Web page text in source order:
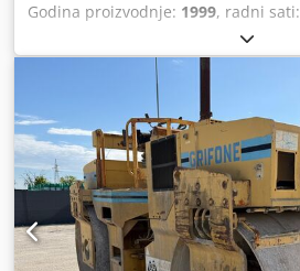
Godina proizvodnje: 1999, radni sati: